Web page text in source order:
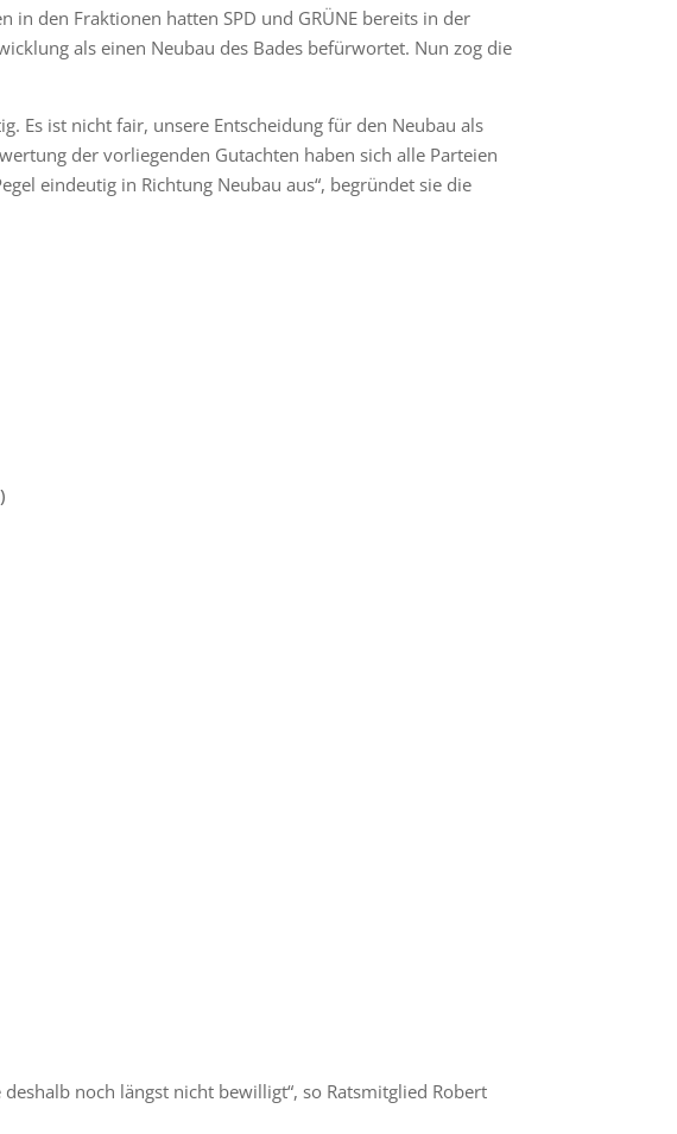
den Fraktionen hatten SPD und GRÜNE bereits in der
als einen Neubau des Bades befürwortet. Nun zog die
Es ist nicht fair, unsere Entscheidung für den Neubau als
der vorliegenden Gutachten haben sich alle Parteien
eindeutig in Richtung Neubau aus“, begründet sie die
noch längst nicht bewilligt“, so Ratsmitglied Robert